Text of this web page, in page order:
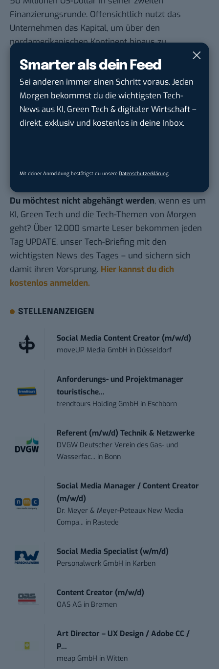
Smarter als dein Feed
Sei anderen immer einen Schritt voraus. Jeden
Morgen bekommst du die wichtigsten Tech-
News aus KI, Green Tech & digitaler Wirtschaft –
direkt, exklusiv und kostenlos in deine Inbox.
Mit deiner Anmeldung bestätigst du unsere Datenschutzerklärung.
Finanzierungsrunde. Offensichtlich nutzt das
Unternehmen das Kapital, um über den
nordamerikanischen Kontinent hinaus zu
Auch spannend:
Vom Start-up zum Megaunternehmen: Der
Erfolg von LimeBike erklärt
Berliner Bikesharing im Praxistest: Lidl-Bike vs.
Du möchtest nicht abgehängt werden, wenn es um
KI, Green Tech und die Tech-Themen von Morgen
geht? Über 12.000 smarte Leser bekommen jeden
Tag UPDATE, unser Tech-Briefing mit den
wichtigsten News des Tages – und sichern sich
damit ihren Vorsprung. Hier kannst du dich
kostenlos anmelden.
STELLENANZEIGEN
Social Media Content Creator (m/w/d)
moveUP Media GmbH in Düsseldorf
Anforderungs- und Projektmanager
touristische...
trendtours Holding GmbH in Eschborn
Referent (m/w/d) Technik & Netzwerke
DVGW Deutscher Verein des Gas- und
Wasserfac... in Bonn
Social Media Manager / Content Creator
(m/w/d)
Dr. Meyer & Meyer-Peteaux New Media
Compa... in Rastede
Social Media Specialist (w/m/d)
Personalwerk GmbH in Karben
Content Creator (m/w/d)
OAS AG in Bremen
Art Director – UX Design / Adobe CC /
P...
meap GmbH inWitten